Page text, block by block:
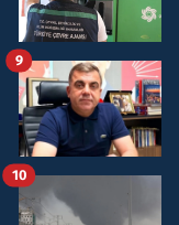
9
10